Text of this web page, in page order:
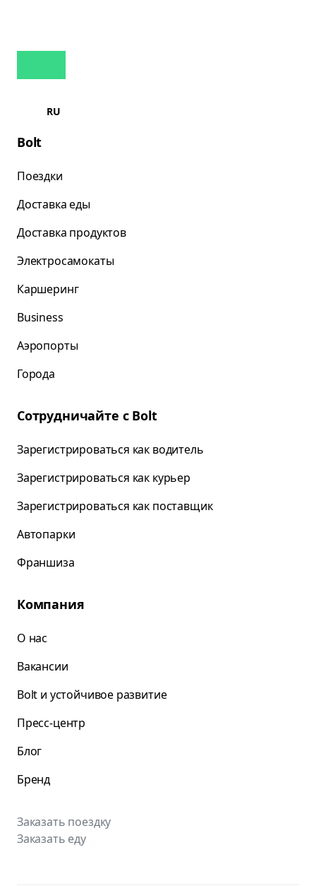
RU
Bolt
Поездки
Доставка еды
Доставка продуктов
Электросамокаты
Каршеринг
Business
Аэропорты
Города
Сотрудничайте с Bolt
Зарегистрироваться как водитель
Зарегистрироваться как курьер
Зарегистрироваться как поставщик
Автопарки
Франшиза
Компания
О нас
Вакансии
Bolt и устойчивое развитие
Пресс-центр
Блог
Бренд
Заказать поездку
Заказать еду